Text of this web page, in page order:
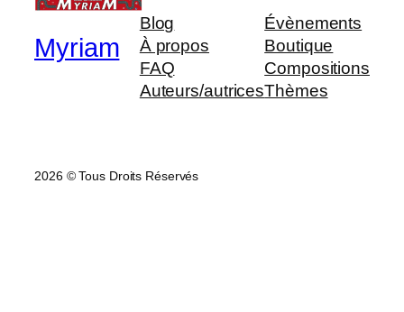
Myriam
Blog
À propos
FAQ
Auteurs/autrices
Évènements
Boutique
Compositions
Thèmes
2026 © Tous Droits Réservés